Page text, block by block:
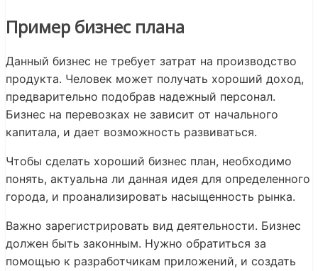
Пример бизнес плана
Данный бизнес не требует затрат на производство
продукта. Человек может получать хороший доход,
предварительно подобрав надежный персонал.
Бизнес на перевозках не зависит от начального
капитала, и дает возможность развиваться.
Чтобы сделать хороший бизнес план, необходимо
понять, актуальна ли данная идея для определенного
города, и проанализировать насыщенность рынка.
Важно зарегистрировать вид деятельности. Бизнес
должен быть законным. Нужно обратиться за
помощью к разработчикам приложений, и создать